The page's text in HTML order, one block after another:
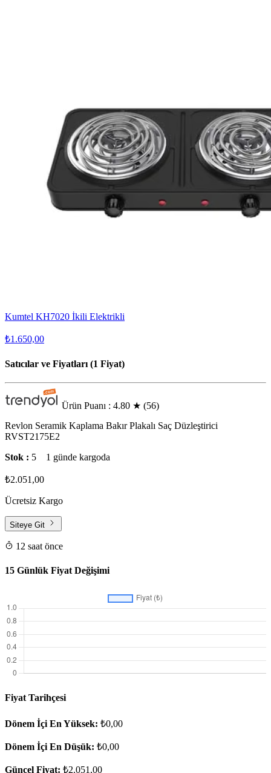
Kumtel KH7020 İkili Elektrikli
₺1.650,00
Satıcılar ve Fiyatları (1 Fiyat)
Ürün Puanı : 4.80 ★ (56)
Revlon Seramik Kaplama Bakır Plakalı Saç Düzleştirici
RVST2175E2
Stok : 5 1 günde kargoda
₺2.051,00
Ücretsiz Kargo
Siteye Git
12 saat önce
15 Günlük Fiyat Değişimi
Fiyat Tarihçesi
Dönem İçi En Yüksek: ₺0,00
Dönem İçi En Düşük: ₺0,00
Güncel Fiyat: ₺2.051,00